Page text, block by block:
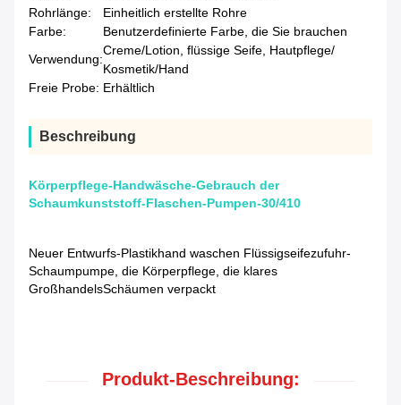
Rohrlänge:
Einheitlich erstellte Rohre
Farbe:
Benutzerdefinierte Farbe, die Sie brauchen
Verwendung:
Creme/Lotion, flüssige Seife, Hautpflege/
Kosmetik/Hand
Freie Probe: Erhältlich
Beschreibung
Körperpflege-Handwäsche-Gebrauch der
Schaumkunststoff-Flaschen-Pumpen-30/410
Neuer Entwurfs-Plastikhand waschen Flüssigseifezufuhr-
Schaumpumpe, die Körperpflege, die klares
GroßhandelsSchäumen verpackt
Produkt-Beschreibung: